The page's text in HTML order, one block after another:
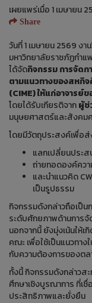
เผยแพร่เมื่อ 1 เมษายน
Share
วันที่ 1 เมษายน 2569 ง
มหาวิทยาลัยราชภัฏกำแ
ได้จัดกิจกรรม การจัดก
ตามแนวทางของสหกิจ
(CIME) ให้แก่อาจารย์
โดยได้รับเกียรติจากผู้ช่
มนุษยศาสตร์และสังคม
โดยมีวัตถุประสงค์เพื่อส่
แลกเปลี่ยนประ
ถ่ายทอดองค์คว
และนำแนวคิด
เป็นรูปธรรม
กิจกรรมดังกล่าวถือเป็
ระดับศักยภาพด้านการ
นอกจากนี้ ยังมุ่งเน้นให้
คณะ เพื่อใช้เป็นแนวท
กับความต้องการของต
ทั้งนี้ กิจกรรมดังกล่าวส
ศึกษาเชิงบูรณาการ ที่เชื่
ประสิทธิภาพและยั่งยืน